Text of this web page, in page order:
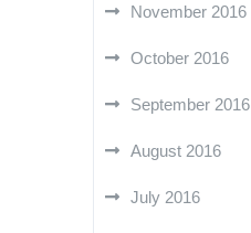
November 2016
October 2016
September 2016
August 2016
July 2016